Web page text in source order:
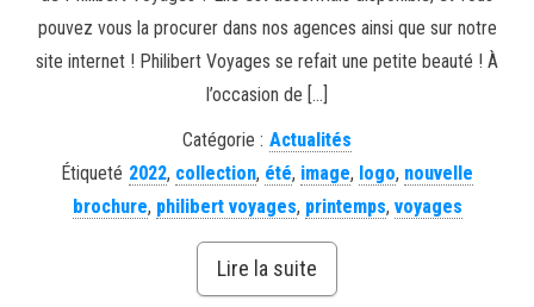
pouvez vous la procurer dans nos agences ainsi que sur notre
site internet ! Philibert Voyages se refait une petite beauté ! À
l’occasion de […]
Catégorie : Actualités
Étiqueté 2022, collection, été, image, logo, nouvelle
brochure, philibert voyages, printemps, voyages
Lire la suite